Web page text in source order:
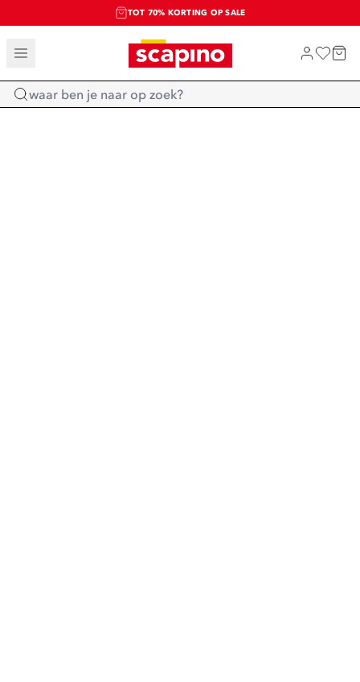
TOT 70% KORTING OP SALE
SALE: LAATSTE KANS!
SHOP NIEUW
Home